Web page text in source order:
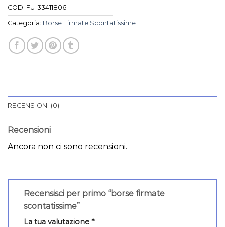
COD: FU-33411806
Categoria: Borse Firmate Scontatissime
RECENSIONI (0)
Recensioni
Ancora non ci sono recensioni.
Recensisci per primo “borse firmate
scontatissime”
La tua valutazione *